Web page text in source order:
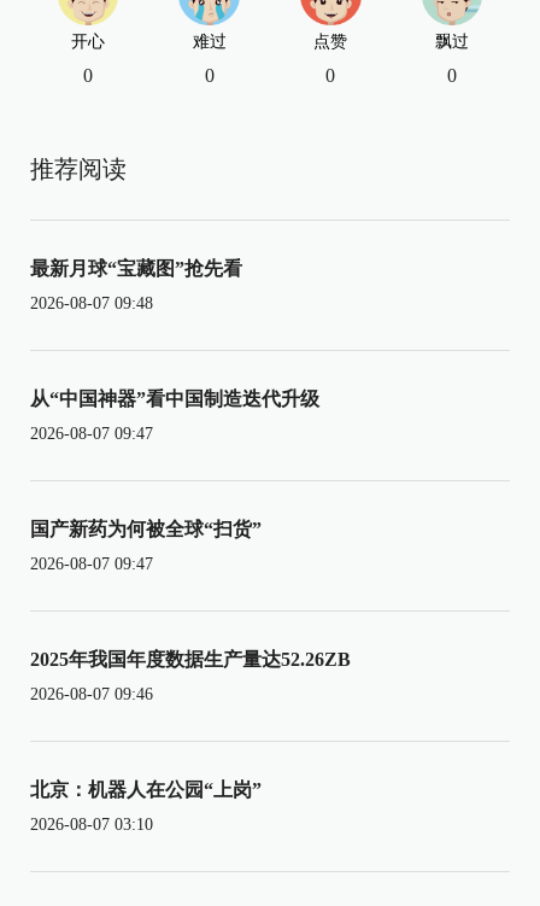
开心
0
难过
0
点赞
0
飘过
0
推荐阅读
最新月球“宝藏图”抢先看
2026-08-07 09:48
从“中国神器”看中国制造迭代升级
2026-08-07 09:47
国产新药为何被全球“扫货”
2026-08-07 09:47
2025年我国年度数据生产量达52.26ZB
2026-08-07 09:46
北京：机器人在公园“上岗”
2026-08-07 03:10